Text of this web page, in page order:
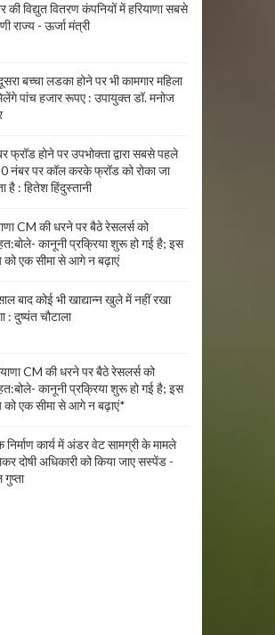
की विद्युत वितरण कंपनियों में हरियाणा सबसे
राज्य - ऊर्जा मंत्री
बच्चा लडका होने पर भी कामगार महिला
पांच हजार रूपए : उपायुक्त डॉ. मनोज
फ्रॉड होने पर उपभोक्ता द्वारा सबसे पहले
नंबर पर कॉल करके फ्रॉड को रोका जा
है : हितेश हिंदुस्तानी
CM की धरने पर बैठे रेसलर्स को
कानूनी प्रक्रिया शुरू हो गई है; इस
को एक सीमा से आगे न बढ़ाएं
बाद कोई भी खाद्यान्न खुले में नहीं रखा
: दुष्यंत चौटाला
CM की धरने पर बैठे रेसलर्स को
कानूनी प्रक्रिया शुरू हो गई है; इस
को एक सीमा से आगे न बढ़ाएं*
कार्य में अंडर वेट सामग्री के मामले
दोषी अधिकारी को किया जाए सस्पेंड -